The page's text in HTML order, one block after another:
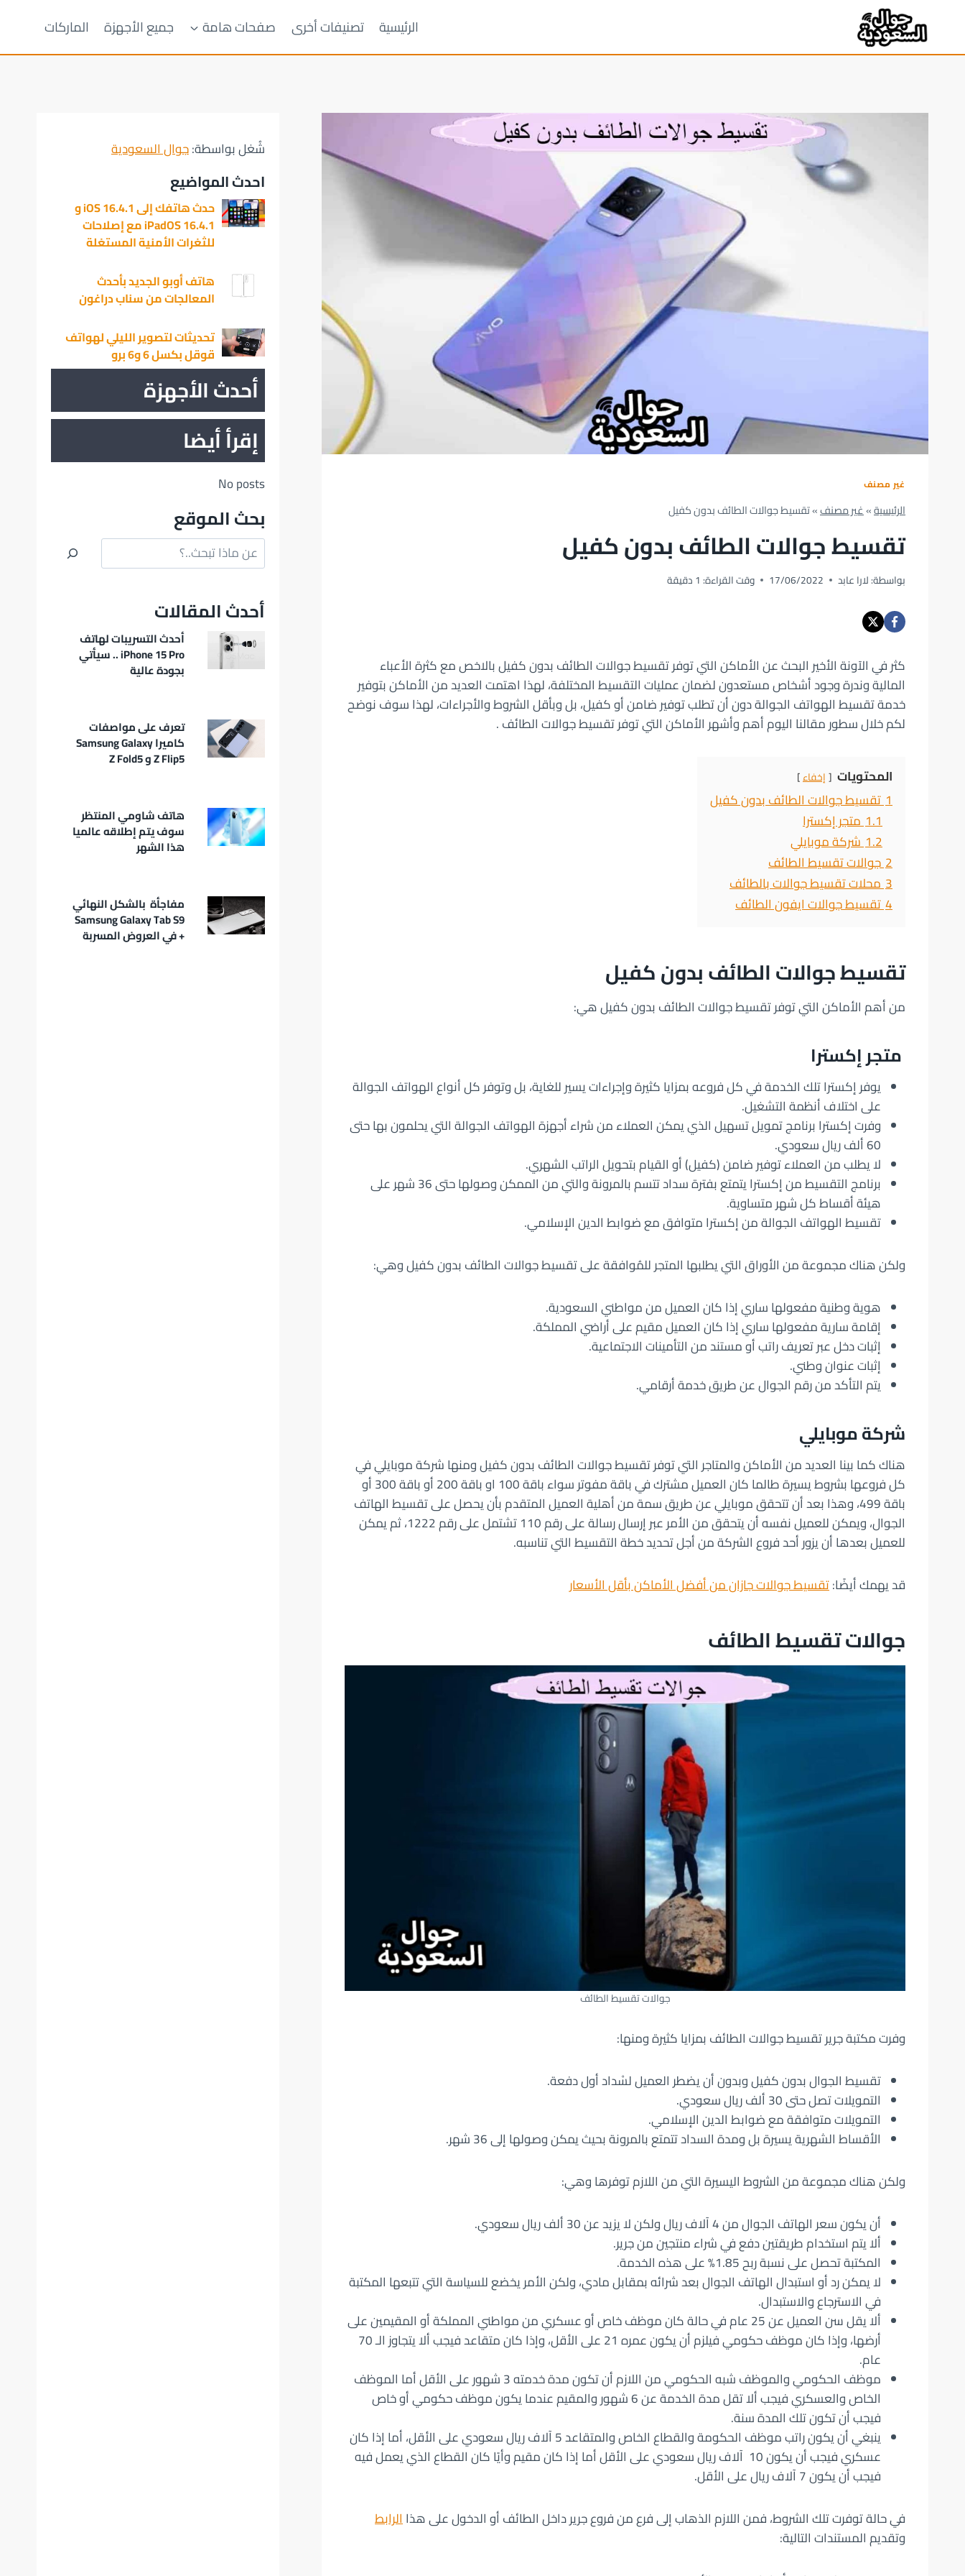
المحتوى
الرئيسية تصنيفات أخرى صفحات هامة جميع الأجهزة الماركات
غير مصنف
الرئيسية»غير مصنف»تقسيط جوالات الطائف بدون كفيل
تقسيط جوالات الطائف بدون كفيل
بواسطة:لارا عابد 17/06/2022 وقت القراءة: 1دقيقة
كثر في الآونة الأخير البحث عن الأماكن التي توفر تقسيط جوالات الطائف بدون كفيل بالاخص مع كثرة الأعباء
المالية وندرة وجود أشخاص مستعدون لضمان عمليات التقسيط المختلفة، لهذا اهتمت العديد من الأماكن بتوفير
خدمة تقسيط الهواتف الجوالة دون أن تطلب توفير ضامن أو كفيل، بل وبأقل الشروط والأجراءات، لهذا سوف نوضح
لكم خلال سطور مقالنا اليوم أهم وأشهر الأماكن التي توفر تقسيط جوالات الطائف .
المحتويات إخفاء
1تقسيط جوالات الطائف بدون كفيل
1.1متجر إكسترا
1.2شركة موبايلي
2جوالات تقسيط الطائف
3محلات تقسيط جوالات بالطائف
4تقسيط جوالات ايفون الطائف
تقسيط جوالات الطائف بدون كفيل
من أهم الأماكن التي توفر تقسيط جوالات الطائف بدون كفيل هي:
متجر إكسترا
يوفر إكسترا تلك الخدمة في كل فروعه بمزايا كثيرة وإجراءات يسير للغاية، بل وتوفر كل أنواع الهواتف الجوالة
على اختلاف أنظمة التشغيل.
وفرت إكسترا برنامج تمويل تسهيل الذي يمكن العملاء من شراء أجهزة الهواتف الجوالة التي يحلمون بها حتى
60 ألف ريال سعودي.
لا يطلب من العملاء توفير ضامن (كفيل) أو القيام بتحويل الراتب الشهري.
برنامج التقسيط من إكسترا يتمتع بفترة سداد تتسم بالمرونة والتي من الممكن وصولها حتى 36 شهر على
هيئة أقساط كل شهر متساوية.
تقسيط الهواتف الجوالة من إكسترا متوافق مع ضوابط الدين الإسلامي.
ولكن هناك مجموعة من الأوراق التي يطلبها المتجر للمُوافقة على تقسيط جوالات الطائف بدون كفيل وهي:
هوية وطنية مفعولها ساري إذا كان العميل من مواطني السعودية.
إقامة سارية مفعولها ساري إذا كان العميل مقيم على أراضي المملكة.
إثبات دخل عبر تعريف راتب أو مستند من التأمينات الاجتماعية.
إثبات عنوان وطني.
يتم التأكد من رقم الجوال عن طريق خدمة أرقامي.
شركة موبايلي
هناك كما بينا العديد من الأماكن والمتاجر التي توفر تقسيط جوالات الطائف بدون كفيل ومنها شركة موبايلي في
كل فروعها بشروط يسيرة طالما كان العميل مشترك في باقة مفوتر سواء باقة 100 او باقة 200 أو باقة 300 أو
باقة 499، وهذا بعد أن تتحقق موبايلي عن طريق سمة من أهلية العميل المتقدم بأن يحصل على تقسيط الهاتف
الجوال، ويمكن للعميل نفسه أن يتحقق من الأمر عبر إرسال رسالة على رقم 110 تشتمل على رقم 1222، ثم يمكن
للعميل بعدها أن يزور أحد فروع الشركة من أجل تحديد خطة التقسيط التي تناسبه.
قد يهمك أيضًا:تقسيط جوالات جازان من أفضل الأماكن بأقل الأسعار
جوالات تقسيط الطائف
جوالات تقسيط الطائف
وفرت مكتبة جرير تقسيط جوالات الطائف بمزايا كثيرة ومنها:
تقسيط الجوال بدون كفيل وبدون أن يضطر العميل لسْداد أول دفعة.
التمويلات تصل حتى 30 ألف ريال سعودي.
التمويلات متوافقة مع ضوابط الدين الإسلامي.
الأقساط الشهرية يسيرة بل ومدة السداد تتمتع بالمرونة بحيث يمكن وصولها إلى 36 شهر.
ولكن هناك مجموعة من الشروط اليسيرة التي من اللازم توفرها وهي:
أن يكون سعر الهاتف الجوال من 4 آلاف ريال ولكن لا يزيد عن 30 ألف ريال سعودي.
ألا يتم استخدام طريقتين دفع في شراء منتجين من جرير.
المكتبة تحصل على نسبة ربح 1.85% على هذه الخدمة.
لا يمكن رد أو استبدال الهاتف الجوال بعد شرائه بمقابل مادي، ولكن الأمر يخضع للسياسة التي تتبعها المكتبة
في الاسترجاع والاستبدال.
ألا يقل سن العميل عن 25 عام في حالة كان موظف خاص أو عسكري من مواطني المملكة أو المقيمين على
أرضها، وإذا كان موظف حكومي فيلزم أن يكون عمره 21 على الأقل، وإذا كان متقاعد فيجب ألا يتجاوز الـ 70
عام.
موظف الحكومي والموظف شبه الحكومي من اللازم أن تكون مدة خدمته 3 شهور على الأقل أما الموظف
الخاص والعسكري فيجب ألا تقل مدة الخدمة عن 6 شهور والمقيم عندما يكون موظف حكومي أو خاص
فيجب أن تكون تلك المدة سنة.
ينبغي أن يكون راتب موظف الحكومة والقطاع الخاص والمتقاعد 5 آلاف ريال سعودي على الأقل، أما إذا كان
عسكري فيجب أن يكون 10 آلاف ريال سعودي على الأقل أما إذا كان مقيم وأيًا كان القطاع الذي يعمل فيه
فيجب أن يكون 7 آلاف ريال على الأقل.
في حالة توفرت تلك الشروط، فمن اللازم الذهاب إلى فرع من فروع جرير داخل الطائف أو الدخول على هذاالرابط
وتقديم المستندات التالية:
شُغل بواسطة:جوال السعودية
احدث المواضيع
حدث هاتفك إلى iOS 16.4.1 و
iPadOS 16.4.1 مع إصلاحات
للثغرات الأمنية المستغلة
هاتف أوبو الجديد بأحدث
المعالجات من سناب دراغون
تحديثات لتصوير الليلي لهواتف
قوقل بكسل 6 و6 برو
أحدث الأجهزة
إقرأ أيضا
No posts
بحث الموقع
البحث
أحدث المقالات
أحدث التسريبات لهاتف
iPhone 15 Pro .. سيأتي
بجودة عالية
تعرف على مواصفات
كاميرا Samsung Galaxy
Z Flip5 و Z Fold5
هاتف شاومي المنتظر
سوف يتم إطلاقه عالميا
هذا الشهر
مفاجأة بالشكل النهائي
Samsung Galaxy Tab S9
+ في العروض المسربة